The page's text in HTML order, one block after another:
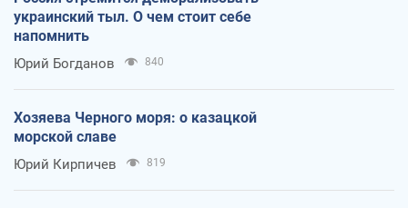
украинский тыл. О чем стоит себе
напомнить
Юрий Богданов 840
Хозяева Черного моря: о казацкой
морской славе
Юрий Кирпичев 819